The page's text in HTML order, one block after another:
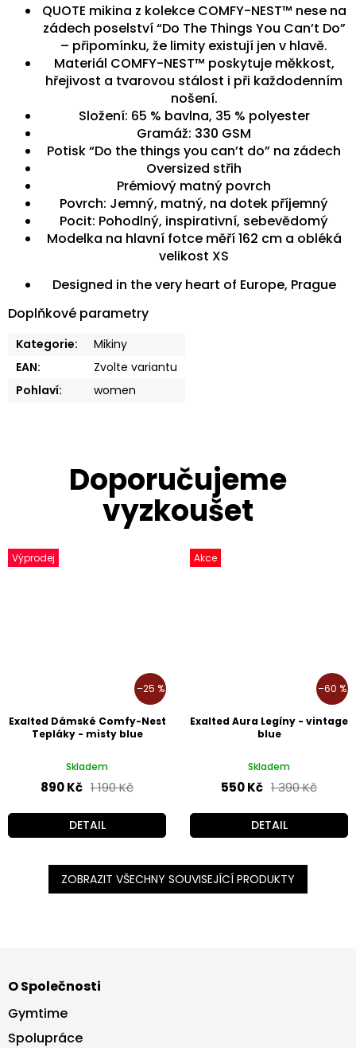
Výprodej
–25 %
Exalted Dámské Comfy-Nest
Tepláky - misty blue
Skladem
890 Kč 1 190 Kč
DETAIL
Akce
–60 %
Exalted Aura Legíny - vintage
blue
Skladem
550 Kč 1 390 Kč
DETAIL
ZOBRAZIT VŠECHNY SOUVISEJÍCÍ PRODUKTY
QUOTE mikina z kolekce COMFY-NEST™ nese na
zádech poselství “Do The Things You Can’t Do”
– připomínku, že limity existují jen v hlavě.
Materiál COMFY-NEST™ poskytuje měkkost,
hřejivost a tvarovou stálost i při každodenním
nošení.
Složení: 65 % bavlna, 35 % polyester
Gramáž: 330 GSM
Potisk “Do the things you can’t do” na zádech
Oversized střih
Prémiový matný povrch
Povrch: Jemný, matný, na dotek příjemný
Pocit: Pohodlný, inspirativní, sebevědomý
Modelka na hlavní fotce měří 162 cm a obléká
velikost XS
Designed in the very heart of Europe, Prague
Doplňkové parametry
Kategorie:
Mikiny
EAN:
Zvolte variantu
Pohlaví: women
p
a
O Společnosti
Gymtime
Spolupráce